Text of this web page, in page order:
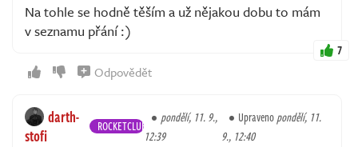
Na tohle se hodně těším a už nějakou dobu to mám
v seznamu přání :)
7
Odpovědět
darth-
stofi
ROCKETCLUB
pondělí, 11. 9.,
12:39
Upravenopondělí, 11.
9., 12:40